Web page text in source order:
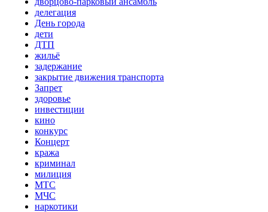
делегация
День города
дети
ДТП
жильё
задержание
закрытие движения транспорта
Запрет
здоровье
инвестиции
кино
конкурс
Концерт
кража
криминал
милиция
МТС
МЧС
наркотики